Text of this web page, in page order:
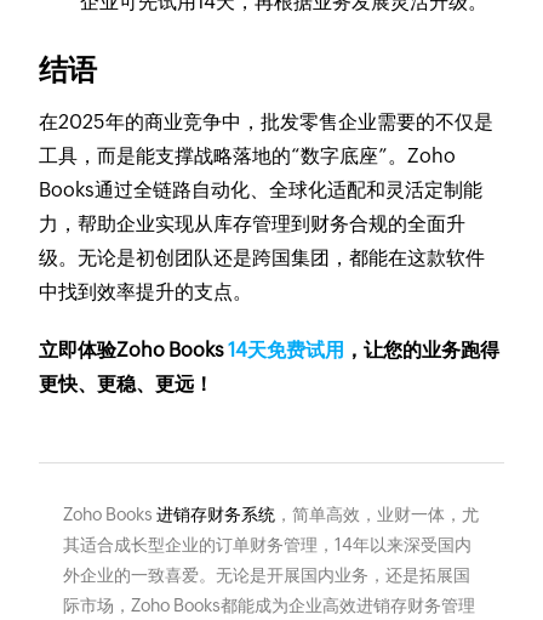
结语
在2025年的商业竞争中，批发零售企业需要的不仅是
工具，而是能支撑战略落地的“数字底座”。Zoho
Books通过全链路自动化、全球化适配和灵活定制能
力，帮助企业实现从库存管理到财务合规的全面升
级。无论是初创团队还是跨国集团，都能在这款软件
中找到效率提升的支点。
立即体验Zoho Books14天免费试用 ，让您的业务跑得
更快、更稳、更远！
Zoho Books 进销存财务系统，简单高效，业财一体，尤
其适合成长型企业的订单财务管理，14年以来深受国内
外企业的一致喜爱。无论是开展国内业务，还是拓展国
际市场，Zoho Books都能成为企业高效进销存财务管理